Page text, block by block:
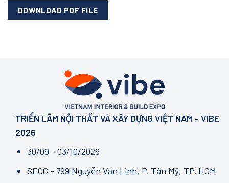
DOWNLOAD PDF FILE
TRIỂN LÃM NỘI THẤT VÀ XÂY DỰNG VIỆT NAM - VIBE
2026
30/09 - 03/10/2026
SECC - 799 Nguyễn Văn Linh, P. Tân Mỹ, TP. HCM